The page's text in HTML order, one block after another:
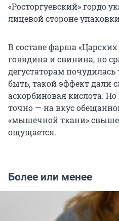
«Росторгуевский» гордо
лицевой стороне
В составе фарша
говядина и свинина, но
дегустаторам
быть, такой эффект дали
аскорбиновая кислота.
точно — на вкус
«мышечной ткани» свыше
ощущается.
Более или менее